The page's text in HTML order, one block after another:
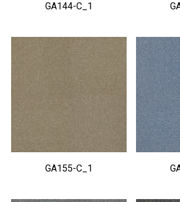
GA144-C_1
GA155-C_1